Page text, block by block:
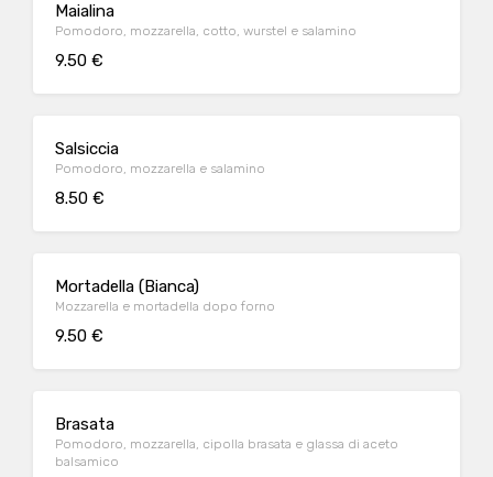
Maialina
Pomodoro, mozzarella, cotto, wurstel e salamino
9.50 €
Salsiccia
Pomodoro, mozzarella e salamino
8.50 €
Mortadella (Bianca)
Mozzarella e mortadella dopo forno
9.50 €
Brasata
Pomodoro, mozzarella, cipolla brasata e glassa di aceto
balsamico